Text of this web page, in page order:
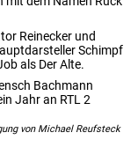
Reinecker und
Schimpf
als Der Alte.
Bachmann
Jahr an RTL 2
von Michael Reufsteck